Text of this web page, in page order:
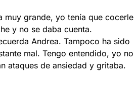
muy grande, yo tenía que cocerle
y no se daba cuenta.
Andrea. Tampoco ha sido
mal. Tengo entendido, yo no
ataques de ansiedad y gritaba.